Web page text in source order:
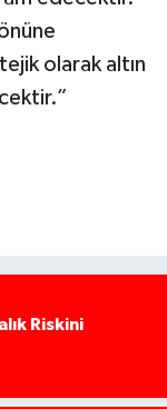
olarak altın
Riskini